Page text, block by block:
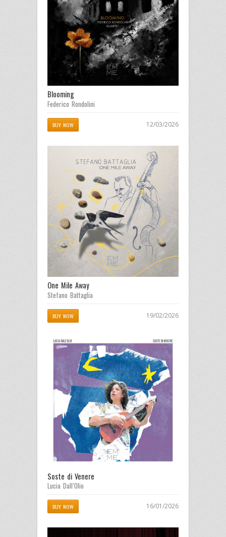
Blooming
Federico Rondolini
BUY NOW 12/03/2026
One Mile Away
Stefano Battaglia
BUY NOW 19/02/2026
Soste di Venere
Lucia Dall’Olio
BUY NOW 16/01/2026